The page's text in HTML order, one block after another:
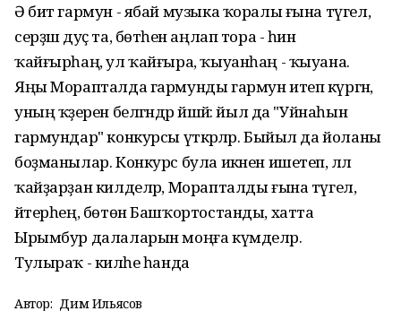
Ә бит гармун - ябай музыка ҡоралы ғына түгел,
серҙәш дуҫ та, бөтәһен аңлап тора - һин
ҡайғырһаң, ул ҡайғыра, ҡыуанһаң - ҡыуана.
Яңы Морапталда гармунды гармун итеп күргән,
уның ҡәҙерен белгәндәр йәшәй: йыл да "Уйнаһын
гармундар" конкурсы үткәрәләр. Быйыл да йоланы
боҙманылар. Конкурс була икәнен ишетеп, әллә
ҡайҙарҙан килделәр, Морапталды ғына түгел,
әйтерһең, бөтөн Башҡортостанды, хатта
Ырымбур далаларын моңға күмделәр.
Тулыраҡ - киләһе һанда
Автор: Дим Ильясов